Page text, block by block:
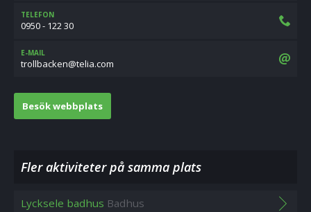
TELEFON
0950 - 122 30
E-MAIL
moc.ailet@nekcabllort
Besök webbplats
Fler aktiviteter på samma plats
Lycksele badhus Badhus